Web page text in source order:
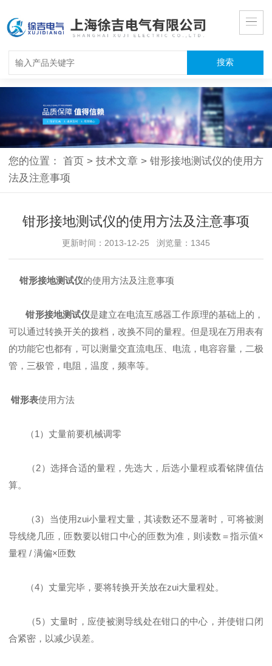
您的位置：首页 > 技术文章 > 钳形接地测试仪的使用方
法及注意事项
钳形接地测试仪的使用方法及注意事项
更新时间：2013-12-25 浏览量：1345
钳形接地测试仪的使用方法及注意事项
钳形接地测试仪是建立在电流互感器工作原理的基础上的，
可以通过转换开关的拨档，改换不同的量程。但是现在万用表有
的功能它也都有，可以测量交直流电压、电流，电容容量，二极
管，三极管，电阻，温度，频率等。
钳形表使用方法
（1）丈量前要机械调零
（2）选择合适的量程，先选大，后选小量程或看铭牌值估
算。
（3）当使用zui小量程丈量，其读数还不显著时，可将被测
导线绕几匝，匝数要以钳口中心的匝数为准，则读数＝指示值×
量程 / 满偏×匝数
（4）丈量完毕，要将转换开关放在zui大量程处。
（5）丈量时，应使被测导线处在钳口的中心，并使钳口闭
合紧密，以减少误差。